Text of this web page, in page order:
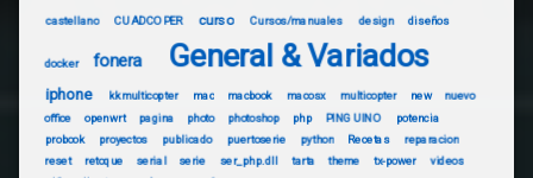
castellano CUADCOPER curso Cursos/manuales design diseños
docker fonera General & Variados
iphone kkmulticopter mac macbook macosx multicopter new
nuevo
office
openwrt pagina photo photoshop php PINGUINO
potencia
probook
proyectos publicado puertoserie python Recetas
reparacion
reset
retoque serial serie ser_php.dll tarta theme tx-power
videos